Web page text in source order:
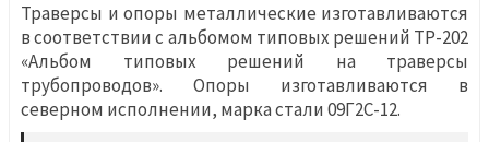
Траверсы и опоры металлические изготавливаются
в соответствии с альбомом типовых решений ТР-202
«Альбом типовых решений на траверсы
трубопроводов». Опоры изготавливаются в
северном исполнении, марка стали 09Г2С-12.